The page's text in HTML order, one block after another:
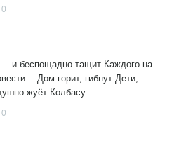
0
и беспощадно тащит Каждого на
Дом горит, гибнут Дети,
жуёт Колбасу…
0